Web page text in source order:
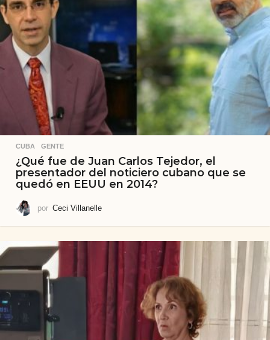
CUBA ,GENTE
¿Qué fue de Juan Carlos Tejedor, el
presentador del noticiero cubano que se
quedó en EEUU en 2014?
por Ceci Villanelle